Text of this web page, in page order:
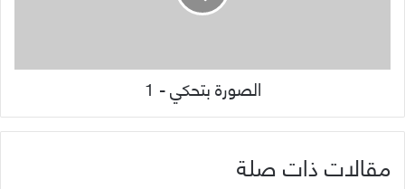
الصورة بتحكي - 1
مقالات ذات صلة